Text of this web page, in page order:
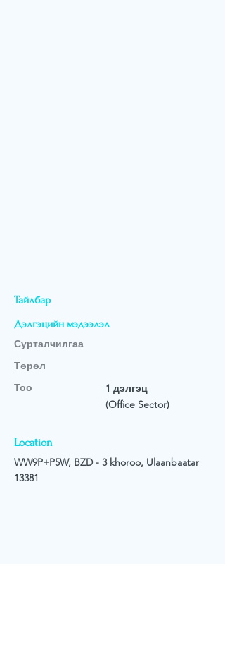
Тайлбар
Дэлгэцийн мэдээлэл
Сурталчилгаа
Төрөл
Тоо
1 дэлгэц
(Office Sector)
Location
WW9P+P5W, BZD - 3 khoroo, Ulaanbaatar
13381